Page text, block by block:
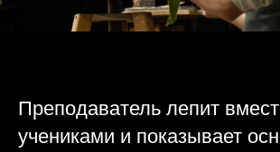
Преподаватель лепит
учениками и показывает